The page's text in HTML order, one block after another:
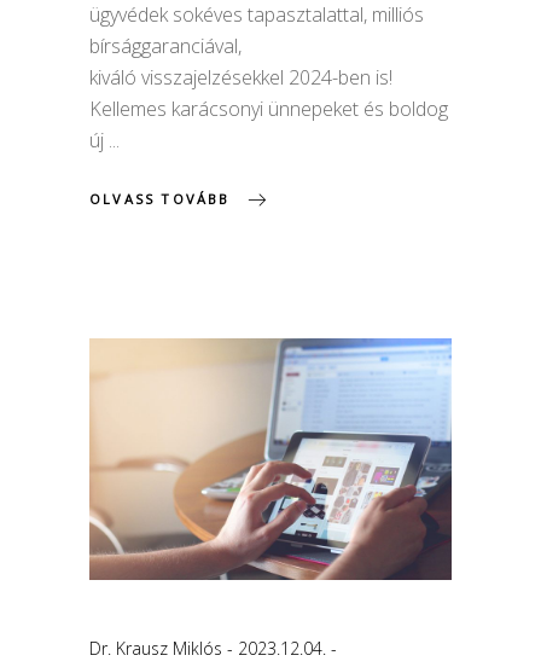
ügyvédek sokéves tapasztalattal, milliós
bírsággaranciával,
kiváló visszajelzésekkel 2024-ben is!
Kellemes karácsonyi ünnepeket és boldog
új
OLVASS TOVÁBB
Dr. Krausz Miklós 2023.12.04.